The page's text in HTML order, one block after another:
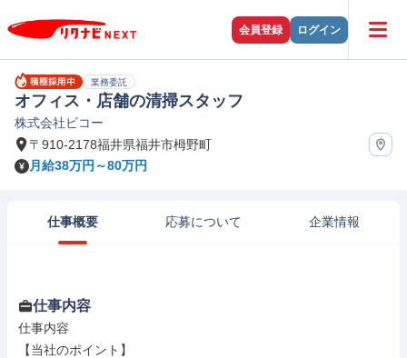
会員登録 ログイン
業務委託
オフィス・店舗の清掃スタッフ
株式会社ビコー
〒910-2178福井県福井市栂野町
月給38万円～80万円
仕事概要 応募について 企業情報
仕事内容
仕事内容
【当社のポイント】